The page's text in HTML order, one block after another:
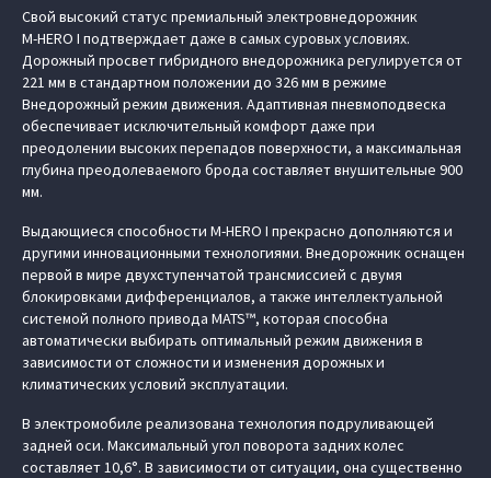
Свой высокий статус премиальный электровнедорожник
M‑HERO I подтверждает даже в самых суровых условиях.
Дорожный просвет гибридного внедорожника регулируется от
221 мм в стандартном положении до 326 мм в режиме
Внедорожный режим движения. Адаптивная пневмоподвеска
обеспечивает исключительный комфорт даже при
преодолении высоких перепадов поверхности, а максимальная
глубина преодолеваемого брода составляет внушительные 900
мм.
Выдающиеся способности M‑HERO I прекрасно дополняются и
другими инновационными технологиями. Внедорожник оснащен
первой в мире двухступенчатой трансмиссией с двумя
блокировками дифференциалов, а также интеллектуальной
системой полного привода MATS™, которая способна
автоматически выбирать оптимальный режим движения в
зависимости от сложности и изменения дорожных и
климатических условий эксплуатации.
В электромобиле реализована технология подруливающей
задней оси. Максимальный угол поворота задних колес
составляет 10,6°. В зависимости от ситуации, она существенно